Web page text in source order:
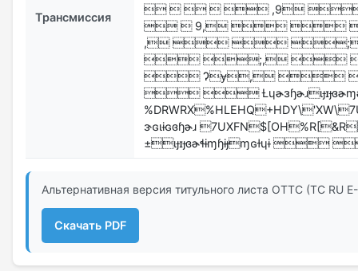
Трансмиссия
     ,9
  9,  
,  
 ;, 
 Ɂɏ, 
 
ɝɢɩɨɢɞɧɚɹ
±ɩɟɪɟɞɚɬɨɱɧɨɟɱɢɫɥɨ 
Альтернативная версия титульного листа ОТТС (ТС RU
Скачать PDF